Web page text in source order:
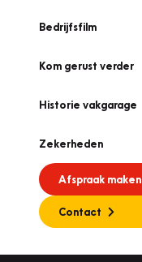
Bedrijfsfilm
Kom gerust verder
Historie vakgarage
Zekerheden
Afspraak maken
Contact